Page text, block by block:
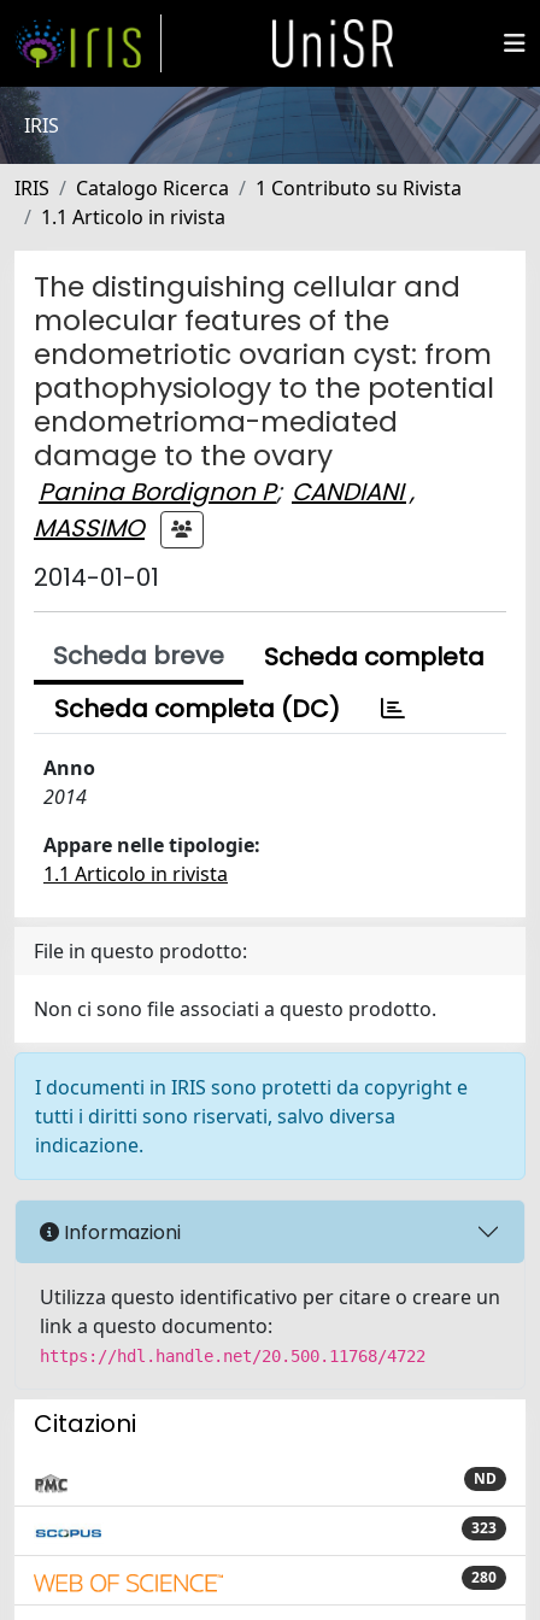
IRIS
IRIS Catalogo Ricerca
1 Contributo su Rivista
1.1 Articolo in rivista
The distinguishing cellular and
molecular features of the
endometriotic ovarian cyst: from
pathophysiology to the potential
endometrioma-mediated
damage to the ovary
Panina Bordignon P; CANDIANI ,
MASSIMO
2014-01-01
Scheda breve
Scheda completa
Scheda completa (DC)
Anno
2014
Appare nelle tipologie:
1.1 Articolo in rivista
File in questo prodotto:
Non ci sono file associati a questo prodotto.
I documenti in IRIS sono protetti da copyright e
tutti i diritti sono riservati, salvo diversa
indicazione.
Informazioni
Utilizza questo identificativo per citare o creare un
link a questo documento:
https://hdl.handle.net/20.500.11768/4722
Citazioni
ND
323
280